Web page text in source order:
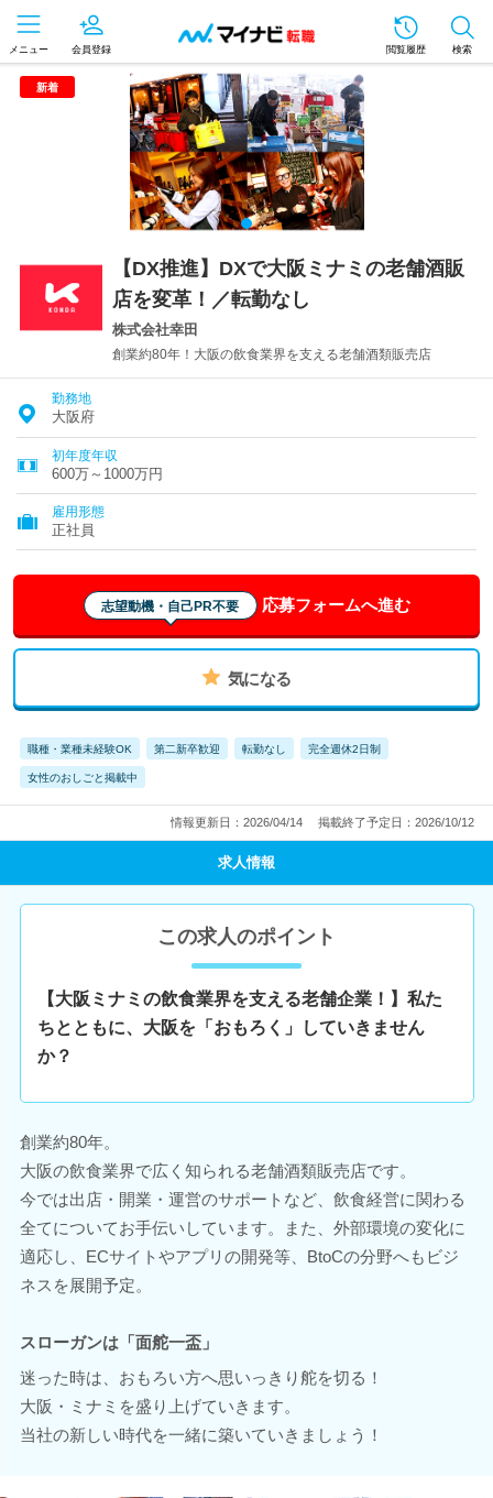
メニュー 会員登録 閲覧履歴 検索
新着
【DX推進】DXで大阪ミナミの老舗酒販
店を変革！／転勤なし
株式会社幸田
創業約80年！大阪の飲食業界を支える老舗酒類販売店
勤務地
大阪府
初年度年収
600万～1000万円
雇用形態
正社員
志望動機・自己PR不要 応募フォームへ進む
気になる
職種・業種未経験OK 第二新卒歓迎 転勤なし 完全週休2日制
女性のおしごと掲載中
情報更新日：2026/04/14 掲載終了予定日：2026/10/12
求人情報
この求人のポイント
【大阪ミナミの飲食業界を支える老舗企業！】私た
ちとともに、大阪を「おもろく」していきません
か？
創業約80年。
大阪の飲食業界で広く知られる老舗酒類販売店です。
今では出店・開業・運営のサポートなど、飲食経営に関わる
全てについてお手伝いしています。また、外部環境の変化に
適応し、ECサイトやアプリの開発等、BtoCの分野へもビジ
ネスを展開予定。
スローガンは「面舵一盃」
迷った時は、おもろい方へ思いっきり舵を切る！
大阪・ミナミを盛り上げていきます。
当社の新しい時代を一緒に築いていきましょう！